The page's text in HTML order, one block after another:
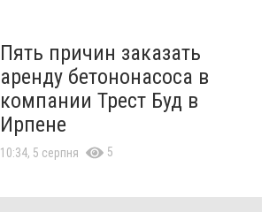
Пять причин заказать
аренду бетононасоса в
компании Трест Буд в
Ирпене
10:34, 5 серпня 5